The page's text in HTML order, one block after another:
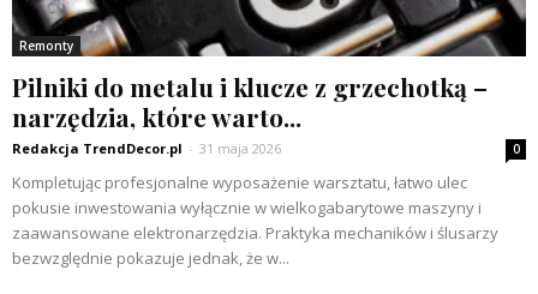
Remonty
Pilniki do metalu i klucze z grzechotką –
narzędzia, które warto...
Redakcja TrendDecor.pl - 31 maja 2026 0
Kompletując profesjonalne wyposażenie warsztatu, łatwo ulec
pokusie inwestowania wyłącznie w wielkogabarytowe maszyny i
zaawansowane elektronarzędzia. Praktyka mechaników i ślusarzy
bezwzględnie pokazuje jednak, że w...